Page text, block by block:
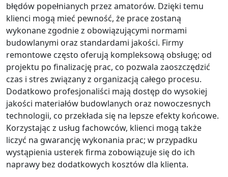
błędów popełnianych przez amatorów. Dzięki temu
klienci mogą mieć pewność, że prace zostaną
wykonane zgodnie z obowiązującymi normami
budowlanymi oraz standardami jakości. Firmy
remontowe często oferują kompleksową obsługę; od
projektu po finalizację prac, co pozwala zaoszczędzić
czas i stres związany z organizacją całego procesu.
Dodatkowo profesjonaliści mają dostęp do wysokiej
jakości materiałów budowlanych oraz nowoczesnych
technologii, co przekłada się na lepsze efekty końcowe.
Korzystając z usług fachowców, klienci mogą także
liczyć na gwarancję wykonania prac; w przypadku
wystąpienia usterek firma zobowiązuje się do ich
naprawy bez dodatkowych kosztów dla klienta.